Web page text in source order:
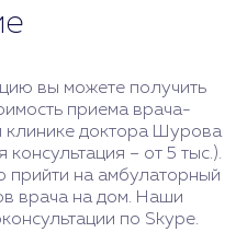
вы можете получить
приема врача-
клинике доктора Шурова
– от 5 тыс.).
прийти на амбулаторный
врача на дом. Наши
по Skype.